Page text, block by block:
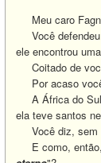
Meu caro
Você defendeu
ele encontrou
Coitado de
Por acaso
A África do Sul
ela teve santos
Você diz, sem
E como, então,